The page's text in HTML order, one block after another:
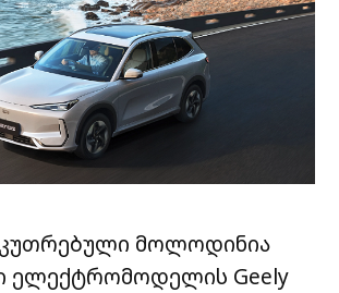
მოლოდინია
ელექტრომოდელის Geely